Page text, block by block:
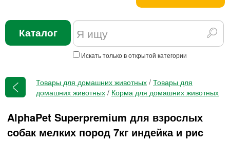
Каталог
Искать только в открытой категории
Товары для домашних животных / Товары для
домашних животных / Корма для домашних животных
AlphaPet Superpremium для взрослых
собак мелких пород 7кг индейка и рис